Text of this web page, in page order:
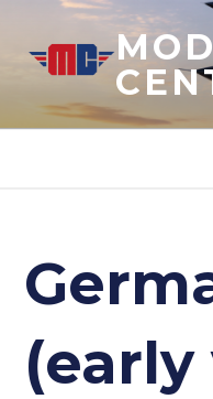
contenido
(early